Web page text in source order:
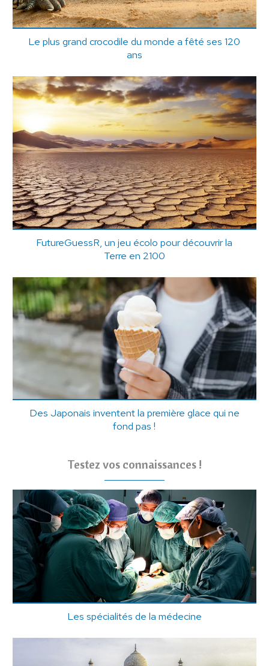
Le plus grand crocodile du monde a fêté ses 120
ans
FutureGuessR, un jeu écolo pour découvrir la
Terre en 2100
Des Japonais inventent la première glace qui ne
fond pas !
Testez vos connaissances !
Les spécialités de la médecine